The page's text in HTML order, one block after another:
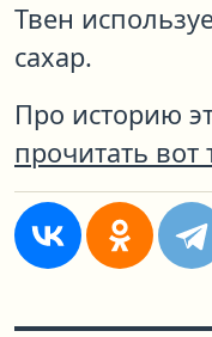
Твен
сахар.
Про историю
прочитать вот